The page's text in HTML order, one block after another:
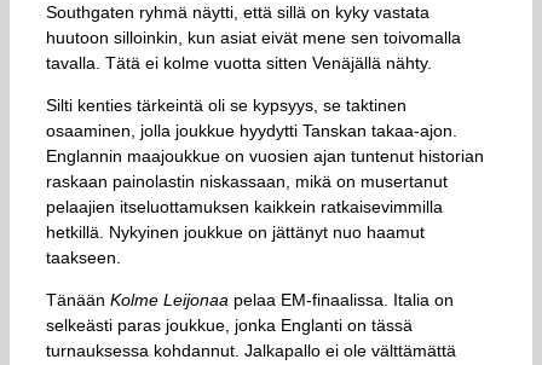
Southgaten ryhmä näytti, että sillä on kyky vastata
huutoon silloinkin, kun asiat eivät mene sen toivomalla
tavalla. Tätä ei kolme vuotta sitten Venäjällä nähty.
Silti kenties tärkeintä oli se kypsyys, se taktinen
osaaminen, jolla joukkue hyydytti Tanskan takaa-ajon.
Englannin maajoukkue on vuosien ajan tuntenut historian
raskaan painolastin niskassaan, mikä on musertanut
pelaajien itseluottamuksen kaikkein ratkaisevimmilla
hetkillä. Nykyinen joukkue on jättänyt nuo haamut
taakseen.
Tänään Kolme Leijonaa pelaa EM-finaalissa. Italia on
selkeästi paras joukkue, jonka Englanti on tässä
turnauksessa kohdannut. Jalkapallo ei ole välttämättä